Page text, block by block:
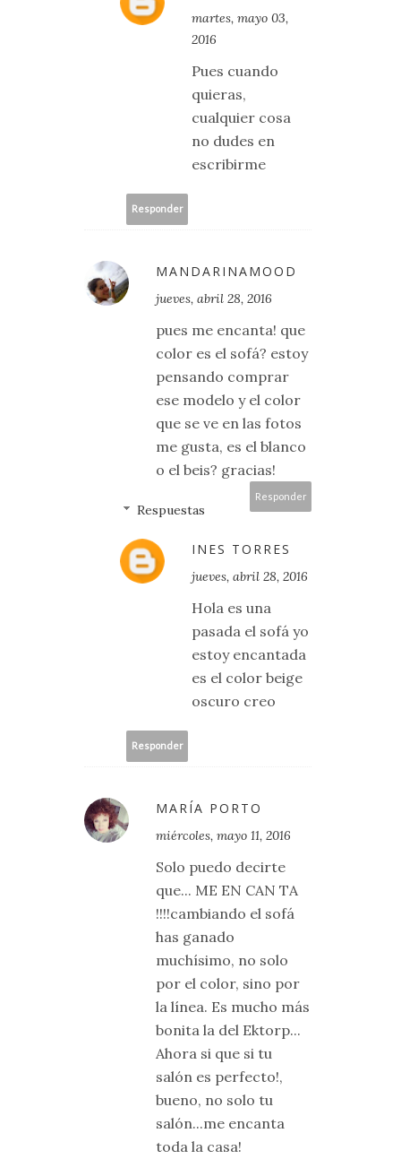
martes, mayo 03,
2016
Pues cuando
quieras,
cualquier cosa
no dudes en
escribirme
Responder
MANDARINAMOOD
jueves, abril 28, 2016
pues me encanta! que
color es el sofá? estoy
pensando comprar
ese modelo y el color
que se ve en las fotos
me gusta, es el blanco
o el beis? gracias!
Responder
Respuestas
INES TORRES
jueves, abril 28, 2016
Hola es una
pasada el sofá yo
estoy encantada
es el color beige
oscuro creo
Responder
MARÍA PORTO
miércoles, mayo 11, 2016
Solo puedo decirte
que... ME EN CAN TA
!!!!cambiando el sofá
has ganado
muchísimo, no solo
por el color, sino por
la línea. Es mucho más
bonita la del Ektorp...
Ahora si que si tu
salón es perfecto!,
bueno, no solo tu
salón...me encanta
toda la casa!